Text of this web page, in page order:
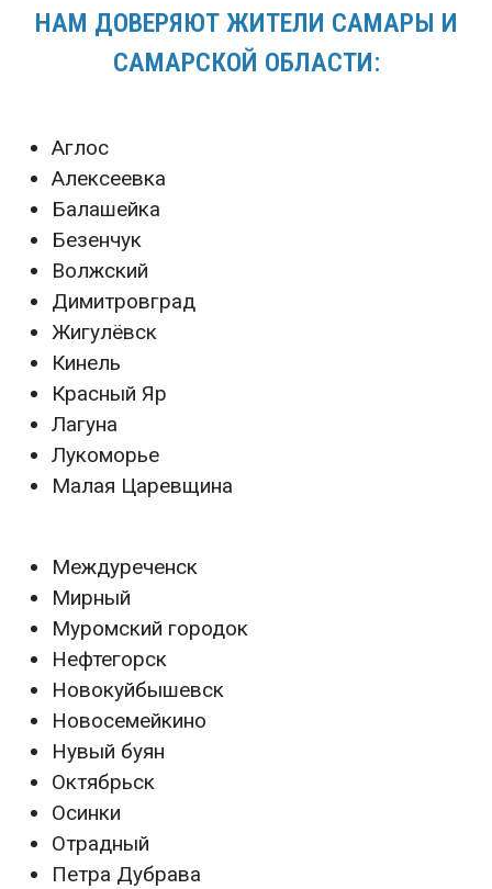
НАМ ДОВЕРЯЮТ ЖИТЕЛИ САМАРЫ И
САМАРСКОЙ ОБЛАСТИ:
Аглос
Алексеевка
Балашейка
Безенчук
Волжский
Димитровград
Жигулёвск
Кинель
Красный Яр
Лагуна
Лукоморье
Малая Царевщина
Междуреченск
Мирный
Муромский городок
Нефтегорск
Новокуйбышевск
Новосемейкино
Нувый буян
Октябрьск
Осинки
Отрадный
Петра Дубрава